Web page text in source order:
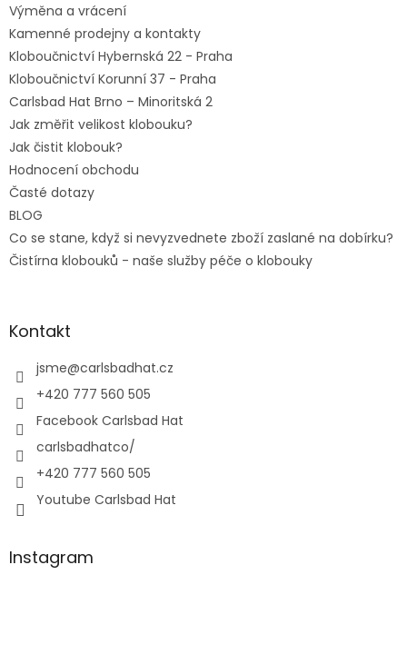
Výměna a vrácení
Kamenné prodejny a kontakty
Kloboučnictví Hybernská 22 - Praha
Kloboučnictví Korunní 37 - Praha
Carlsbad Hat Brno – Minoritská 2
Jak změřit velikost klobouku?
Jak čistit klobouk?
Hodnocení obchodu
Časté dotazy
BLOG
Co se stane, když si nevyzvednete zboží zaslané na dobírku?
Čistírna klobouků - naše služby péče o klobouky
Kontakt
jsme@carlsbadhat.cz
+420 777 560 505
Facebook Carlsbad Hat
carlsbadhatco/
+420 777 560 505
Youtube Carlsbad Hat
Instagram